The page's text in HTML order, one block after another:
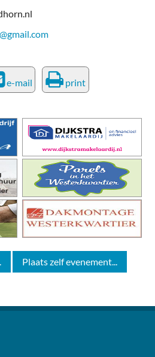
e-mail print
Plaats zelf evenement...